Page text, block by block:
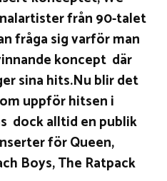
från 90-talet
fråga sig varför man
koncept där
sina hits.Nu blir det
uppför hitsen i
dock alltid en publik
för Queen,
Boys, The Ratpack